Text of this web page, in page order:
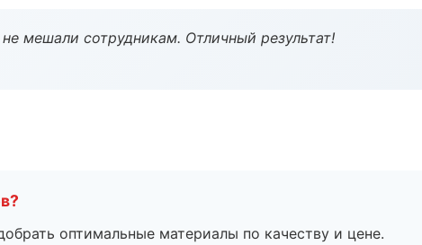
мешали сотрудникам. Отличный результат!
оптимальные материалы по качеству и цене.